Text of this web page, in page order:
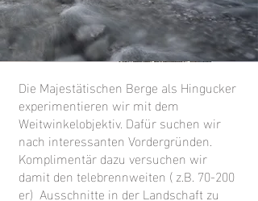
Die Majestätischen Berge als Hingucker
experimentieren wir mit dem
Weitwinkelobjektiv. Dafür suchen wir
nach interessanten Vordergründen.
Komplimentär dazu versuchen wir
damit den telebrennweiten ( z.B. 70-200
er) Ausschnitte in der Landschaft zu